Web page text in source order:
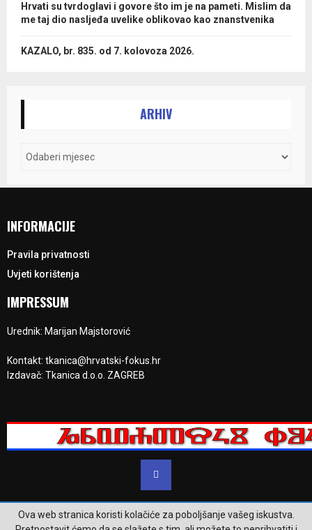
Hrvati su tvrdoglavi i govore što im je na pameti. Mislim da
me taj dio nasljeđa uvelike oblikovao kao znanstvenika
KAZALO, br. 835. od 7. kolovoza 2026.
ARHIV
INFORMACIJE
Pravila privatnosti
Uvjeti korištenja
IMPRESSUM
Urednik: Marijan Majstorović
Kontakt: tkanica@hrvatski-fokus.hr
Izdavač: Tkanica d.o.o. ZAGREB
@2023 - www.hrvatski-fokus.hr. Sva prava su zadržana.
Ova web stranica koristi kolačiće za poboljšanje vašeg iskustva.